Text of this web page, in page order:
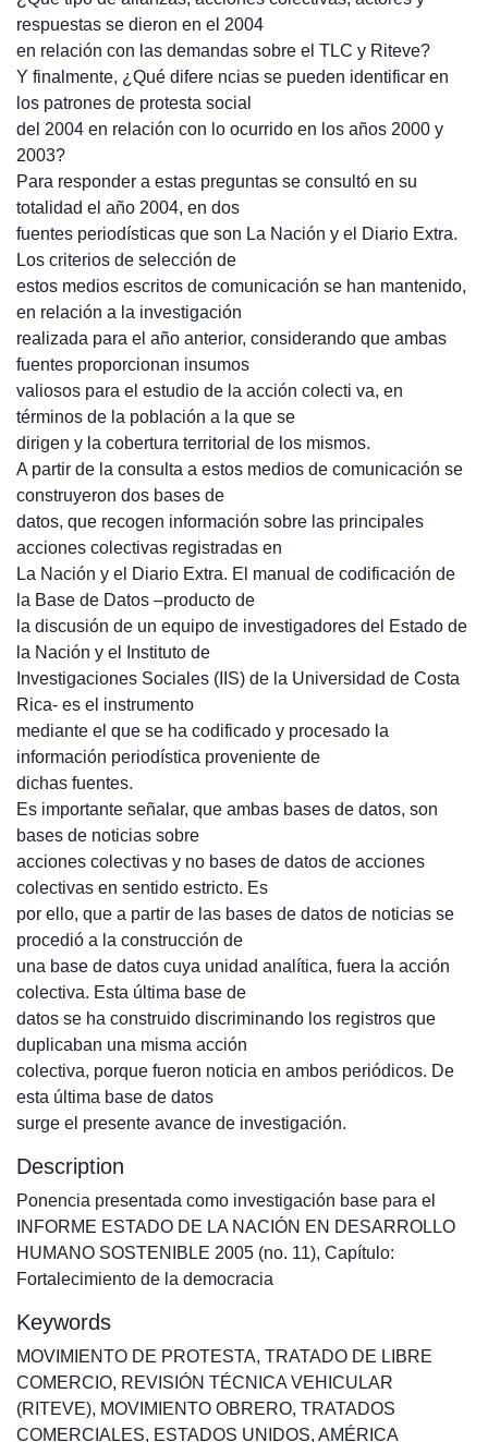
respuestas se dieron en el 2004
en relación con las demandas sobre el TLC y Riteve?
Y finalmente, ¿Qué difere ncias se pueden identificar en
los patrones de protesta social
del 2004 en relación con lo ocurrido en los años 2000 y
2003?
Para responder a estas preguntas se consultó en su
totalidad el año 2004, en dos
fuentes periodísticas que son La Nación y el Diario Extra.
Los criterios de selección de
estos medios escritos de comunicación se han mantenido,
en relación a la investigación
realizada para el año anterior, considerando que ambas
fuentes proporcionan insumos
valiosos para el estudio de la acción colecti va, en
términos de la población a la que se
dirigen y la cobertura territorial de los mismos.
A partir de la consulta a estos medios de comunicación se
construyeron dos bases de
datos, que recogen información sobre las principales
acciones colectivas registradas en
La Nación y el Diario Extra. El manual de codificación de
la Base de Datos –producto de
la discusión de un equipo de investigadores del Estado de
la Nación y el Instituto de
Investigaciones Sociales (IIS) de la Universidad de Costa
Rica- es el instrumento
mediante el que se ha codificado y procesado la
información periodística proveniente de
dichas fuentes.
Es importante señalar, que ambas bases de datos, son
bases de noticias sobre
acciones colectivas y no bases de datos de acciones
colectivas en sentido estricto. Es
por ello, que a partir de las bases de datos de noticias se
procedió a la construcción de
una base de datos cuya unidad analítica, fuera la acción
colectiva. Esta última base de
datos se ha construido discriminando los registros que
duplicaban una misma acción
colectiva, porque fueron noticia en ambos periódicos. De
esta última base de datos
surge el presente avance de investigación.
Description
Ponencia presentada como investigación base para el
INFORME ESTADO DE LA NACIÓN EN DESARROLLO
HUMANO SOSTENIBLE 2005 (no. 11), Capítulo:
Fortalecimiento de la democracia
Keywords
MOVIMIENTO DE PROTESTA, TRATADO DE LIBRE
COMERCIO, REVISIÓN TÉCNICA VEHICULAR
(RITEVE), MOVIMIENTO OBRERO, TRATADOS
COMERCIALES, ESTADOS UNIDOS, AMÉRICA